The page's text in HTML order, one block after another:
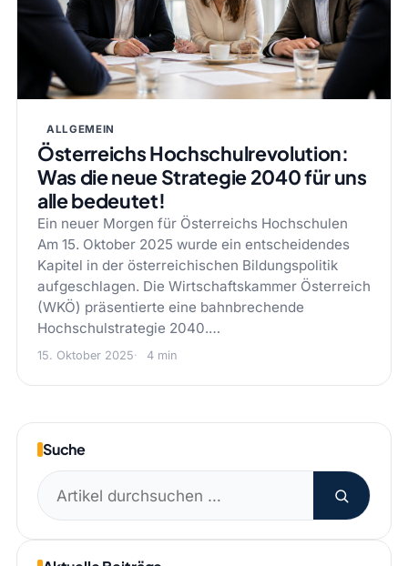
ALLGEMEIN
Österreichs Hochschulrevolution:
Was die neue Strategie 2040 für uns
alle bedeutet!
Ein neuer Morgen für Österreichs Hochschulen
Am 15. Oktober 2025 wurde ein entscheidendes
Kapitel in der österreichischen Bildungspolitik
aufgeschlagen. Die Wirtschaftskammer Österreich
(WKÖ) präsentierte eine bahnbrechende
Hochschulstrategie 2040.…
15. Oktober 2025 4 min
Suche
Suchen
nach: